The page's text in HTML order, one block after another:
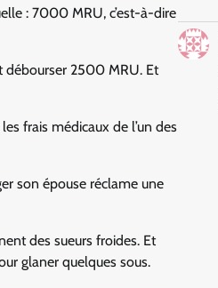
: 7000 MRU, c’est-à-dire
débourser 2500 MRU. Et
frais médicaux de l’un des
son épouse réclame une
des sueurs froides. Et
glaner quelques sous.